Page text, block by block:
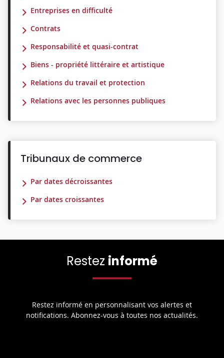
Entreprises en difficulté
Contrats
Responsabilité et quasi-contrat
Biens - propriété littéraire et artistique
Relations du travail et protection
Relations avec les personnes publiques
Tribunaux de commerce
Par dates décroissantes
Par dates croissantes
Restez informé
Restez informé en personnalisant vos alertes et
notifications. Abonnez-vous à toutes nos actualités.